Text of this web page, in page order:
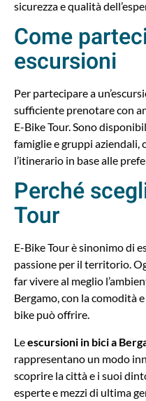
sicurezza e qualità
Come
escursioni
Per partecipare a
sufficiente prenotare con
E-Bike Tour. Sono
famiglie e gruppi aziendali,
l’itinerario in base alle
Perché
Tour
E-Bike Tour è sinonimo di
passione per il territorio.
far vivere al meglio
Bergamo, con la comodità
bike può offrire.
Leescursioni in bici a
rappresentano un modo
scoprire la città e i suoi
esperte e mezzi di ultima